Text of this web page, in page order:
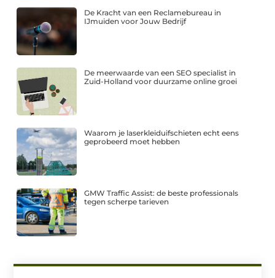
De Kracht van een Reclamebureau in
IJmuiden voor Jouw Bedrijf
De meerwaarde van een SEO specialist in
Zuid-Holland voor duurzame online groei
Waarom je laserkleiduifschieten echt eens
geprobeerd moet hebben
GMW Traffic Assist: de beste professionals
tegen scherpe tarieven